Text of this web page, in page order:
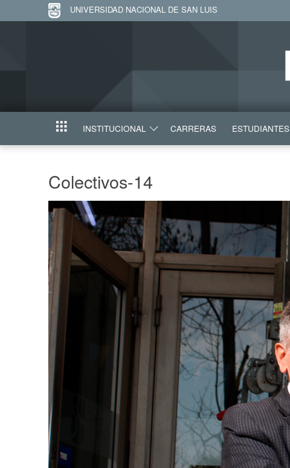
UNIVERSIDAD NACIONAL DE SAN LUIS
INICIO INSTITUCIONAL CARRERAS ESTUDIANTES
Colectivos-14